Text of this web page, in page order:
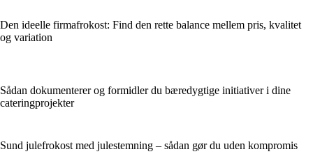
Den ideelle firmafrokost: Find den rette balance mellem pris, kvalitet
og variation
Sådan dokumenterer og formidler du bæredygtige initiativer i dine
cateringprojekter
Sund julefrokost med julestemning – sådan gør du uden kompromis